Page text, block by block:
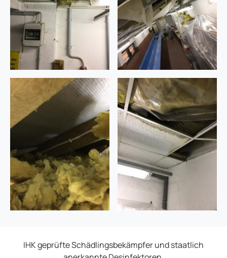
IHK geprüfte Schädlingsbekämpfer und staatlich